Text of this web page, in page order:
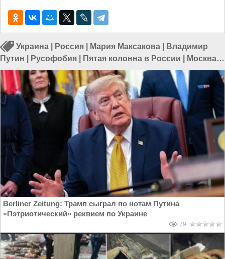
Украина Россия Мария Максакова
Владимир
Путин
Русофобия Пятая колонна в России Москва|
Виктор Янукович
Berliner Zeitung: Трамп сыграл по нотам Путина
«Пэтриотический» реквием по Украине
79